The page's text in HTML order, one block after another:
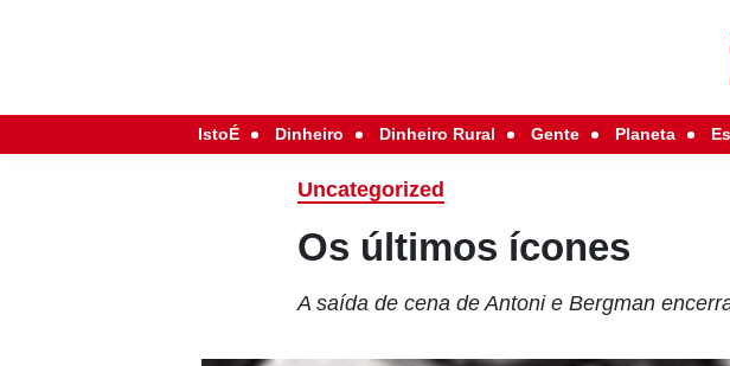
IstoÉ Dinheiro Dinheiro Rural Gente Planeta
Uncategorized
Os últimos ícones
A saída de cena de Antoni e Bergman